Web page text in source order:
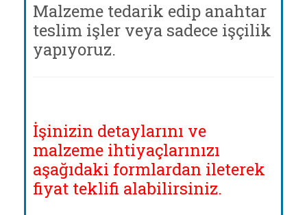
Malzeme tedarik edip anahtar
teslim işler veya sadece işçilik
yapıyoruz.
İşinizin detaylarını ve
malzeme ihtiyaçlarınızı
aşağıdaki formlardan ileterek
fiyat teklifi alabilirsiniz.